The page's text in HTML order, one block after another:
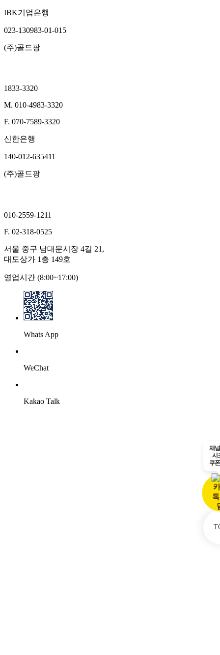
IBK기업은행
023-130983-01-015
(주)골드팡
1833-3320
M. 010-4983-3320
F. 070-7589-3320
신한은행
140-012-635411
(주)골드팡
010-2559-1211
F. 02-318-0525
서울 중구 남대문시장 4길 21,
대도상가 1층 149호
영업시간 (8:00~17:00)
Whats App
WeChat
Kakao Talk
채
시
쿠